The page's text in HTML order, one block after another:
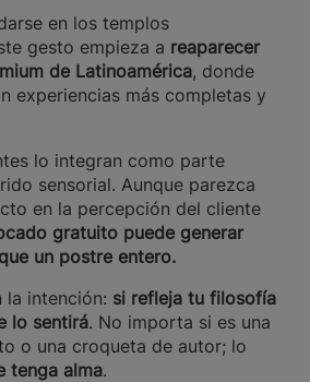
en los templos
gesto empieza a reaparecer
de Latinoamérica, donde
experiencias más completas y
lo integran como parte
sensorial. Aunque parezca
en la percepción del cliente
gratuito puede generar
un postre entero.
la intención: si refleja tu filosofía
lo sentirá. No importa si es una
o una croqueta de autor; lo
tenga alma.